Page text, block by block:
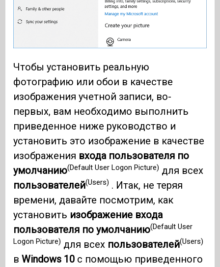
Чтобы установить реальную
фотографию или обои в качестве
изображения учетной записи, во-
первых, вам необходимо выполнить
приведенное ниже руководство и
установить это изображение в качестве
изображения входа пользователя по
умолчанию(Default User Logon Picture) для всех
пользователей(Users) . Итак, не теряя
времени, давайте посмотрим, как
установить изображение входа
пользователя по умолчанию(Default User
Logon Picture) для всех пользователей(Users)
вWindows 10 с помощью приведенного